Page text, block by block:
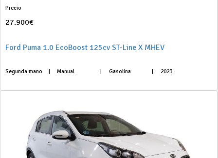
Precio
27.900€
Ford Puma 1.0 EcoBoost 125cv ST-Line X MHEV
Segunda mano Manual Gasolina 2023